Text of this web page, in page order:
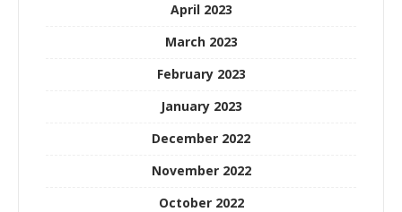
April 2023
March 2023
February 2023
January 2023
December 2022
November 2022
October 2022